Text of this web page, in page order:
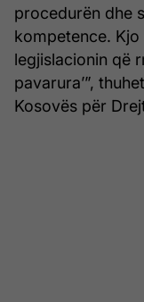
procedurën dhe
kompetence.
legjislacionin që
pavarura’”,
Kosovës për